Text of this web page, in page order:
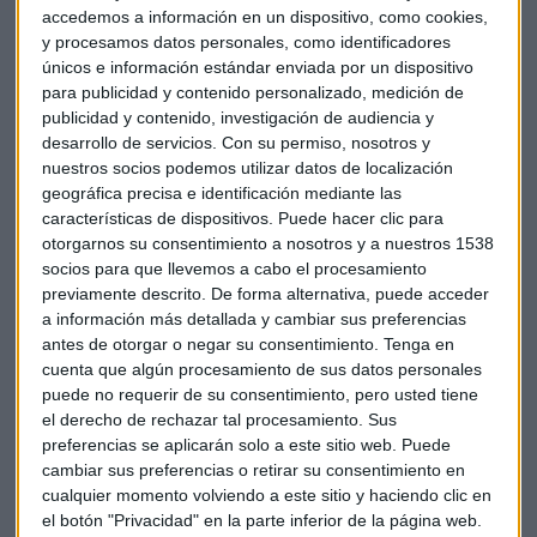
accedemos a información en un dispositivo, como cookies,
y procesamos datos personales, como identificadores
únicos e información estándar enviada por un dispositivo
para publicidad y contenido personalizado, medición de
publicidad y contenido, investigación de audiencia y
desarrollo de servicios. Con su permiso, nosotros y
nuestros socios podemos utilizar datos de localización
geográfica precisa e identificación mediante las
características de dispositivos. Puede hacer clic para
otorgarnos su consentimiento a nosotros y a nuestros 1538
socios para que llevemos a cabo el procesamiento
previamente descrito. De forma alternativa, puede acceder
a información más detallada y cambiar sus preferencias
antes de otorgar o negar su consentimiento. Tenga en
cuenta que algún procesamiento de sus datos personales
puede no requerir de su consentimiento, pero usted tiene
el derecho de rechazar tal procesamiento. Sus
preferencias se aplicarán solo a este sitio web. Puede
cambiar sus preferencias o retirar su consentimiento en
cualquier momento volviendo a este sitio y haciendo clic en
el botón "Privacidad" en la parte inferior de la página web.
York o Maryland, ese porcentaje es de en torno al 20%.
El estudio hace referencia también a datos del Instituto
Global McKinsey, que han analizado 800 ocupaciones y la
proporción que podría resultar más automatizada en 2030
usando la tecnología habitual.
Mientras algunas industrias ya automatizadas, como la
manufacturera, seguirán necesitando menos fuerza de
trabajo humana para ciertos niveles de producción, el
avance de las nuevas tecnologías aumentará la presión en
otros empleos, debido la mayor presencia esperada de
vehículos autónomos o de herramientas inteligente que
cambiarán cómo los camareros o los carpinteros hacen su
trabajo.
Algo que ayudará a elevar la productividad y, a la larga,
apunta el informe, será bueno para la economía, porque